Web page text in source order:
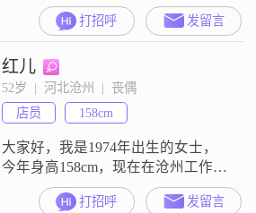
我的月收入在20001到50000元之
间，学历是高中及以下##3002##我
这个人性格比较稳重可靠，平时也
算幽默风趣，身边的人都说我责任
感强，做事成熟稳重##3002##对于
生活，我一直把家庭放在很重要的
位置，同时也一直在努力追求事业
上的成功
打招呼 发留言
红儿
52岁  |  河北沧州  |  丧偶
店员
158cm
大家好，我是1974年出生的女士，
今年身高158cm，现在在沧州工作生
活##3002##我的学历是高中及以
下，目前的月收入在3000元以下
打招呼 发留言